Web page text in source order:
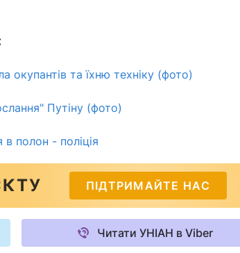
окупантів та їхню техніку (фото)
Путіну (фото)
в полон - поліція
ПІДТРИМАЙТЕ НАС
Читати УНІАН в Viber